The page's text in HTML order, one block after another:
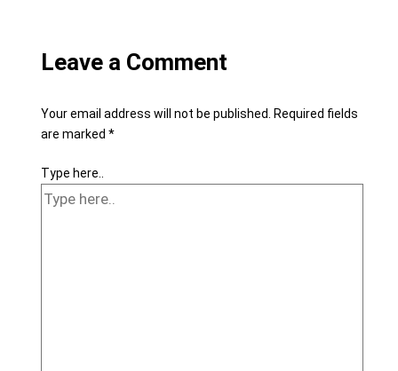
Leave a Comment
Your email address will not be published. Required fields
are marked *
Type here..